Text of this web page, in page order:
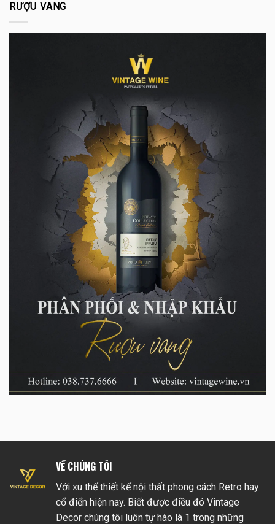
RƯỢU VANG
VỀ CHÚNG TÔI
Với xu thế thiết kế nội thất phong cách Retro hay
cổ điển hiện nay. Biết được điều đó Vintage
Decor chúng tôi luôn tự hào là 1 trong những